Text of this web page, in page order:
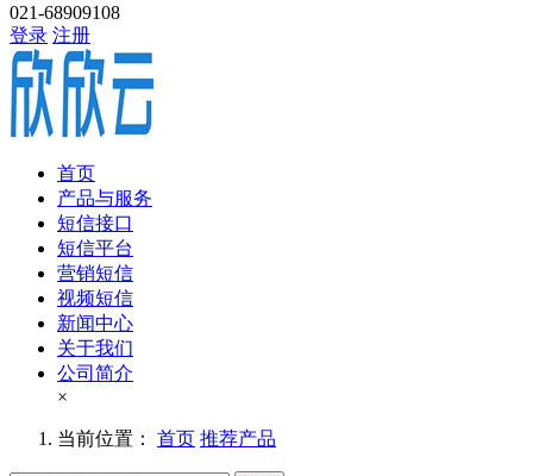
021-68909108
登录 注册
首页
产品与服务
短信接口
短信平台
营销短信
视频短信
新闻中心
关于我们
公司简介
×
当前位置： 首页 推荐产品